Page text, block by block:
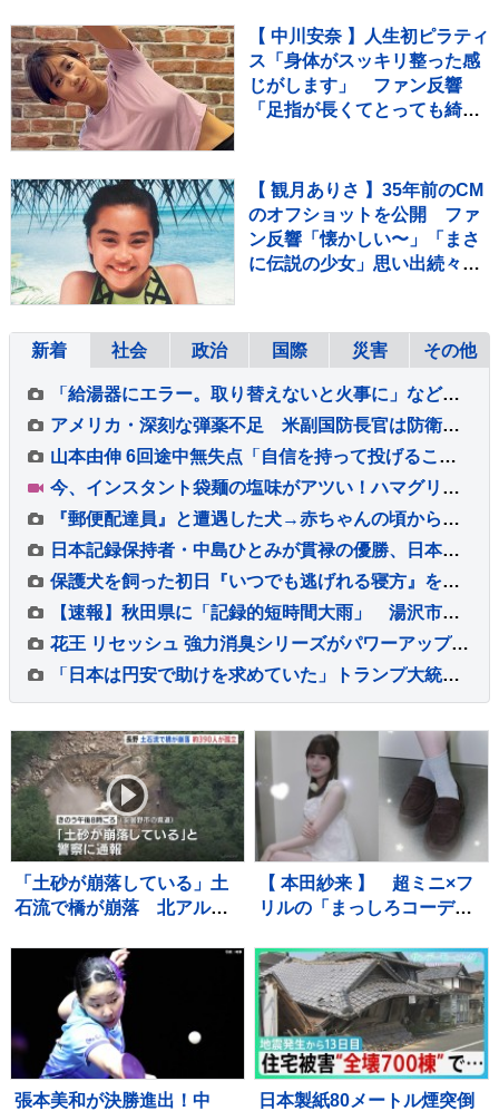
【 中川安奈 】人生初ピラティ
ス「身体がスッキリ整った感
じがします」 ファン反響
「足指が長くてとっても綺
【 観月ありさ 】35年前のCM
のオフショットを公開 ファ
ン反響「懐かしい〜」「まさ
に伝説の少女」思い出続々
新着 社会 政治 国際 災害 その他
「給湯器にエラー。取り替えないと火事に」などとウソ…給湯器点検業者になりすまし工事代金だまし取ろうとしたか 建築会社社長の男ら2人逮捕 東京・足立区
アメリカ・深刻な弾薬不足 米副国防長官は防衛関連企業に増産を求める書簡を送る
山本由伸 6回途中無失点「自信を持って投げることができた」勝敗付かずもチームの連敗ストップ「みんなの気持ちが1つになった」
今、インスタント袋麺の塩味がアツい！ハマグリに毛がに！ラーメン店顔負けの麺も！専門家ゲキ推しの7品を大家族が1週間ガチ比較！【それスタ】
『郵便配達員』と遭遇した犬→赤ちゃんの頃から仲良しで…もはや仕事にならない光景が54万再生「足にめり込めそうw」「配達員さんも嬉しい」
日本記録保持者・中島ひとみが貫禄の優勝、日本タイ記録でハイレベルのレースを制す 予選で12秒62の日本新をマーク【陸上・富士北麓ワールドトライアル】
保護犬を飼った初日『いつでも逃げれる寝方』をしていて…愛情を与え続けた結果→感動的な『現在の寝相』に反響「愛されてる顔」「幸せで嬉しい」
【速報】秋田県に「記録的短時間大雨」 湯沢市付近で1時間に約100ミリの猛烈な雨 災害警戒 9日13:49時点
花王 リセッシュ 強力消臭シリーズがパワーアップ☆ 自分自身では気づかない無自覚臭まで消臭♪ タバコ 焼肉などのニオイ原因物質への消臭力も向上◎ 99％除菌ウイルス除去
「日本は円安で助けを求めていた」トランプ大統領“28年ぶり日米協調介入” 一方 食料品消費税“2年間1%”へ「財源なき減税は無責任」との批判も 円安の流れは変えられるか…【サンデーモーニング】
「土砂が崩落している」土
石流で橋が崩落 北アルプ
に登山客など約390人が孤
立状態 長野
【 本田紗来 】 超ミニ×フ
リルの「まっしろコーデ」
わ！」と絶賛 「天使すぎ
っ」可愛さにファン歓喜
張本美和が決勝進出！中
日本製紙80メートル煙突倒